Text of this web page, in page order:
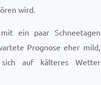
wird.
ein paar Schneetagen
Prognose eher mild,
auf kälteres Wetter